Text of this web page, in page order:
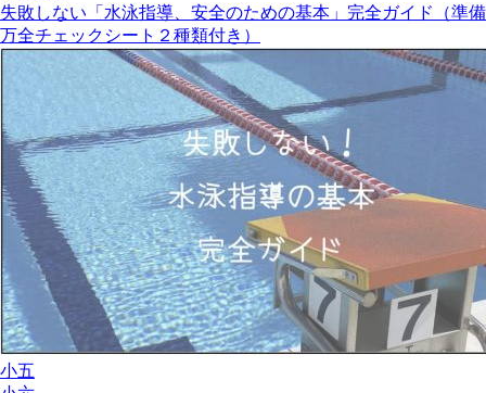
失敗しない「水泳指導、安全のための基本」完全ガイド（準備
万全チェックシート２種類付き）
小五